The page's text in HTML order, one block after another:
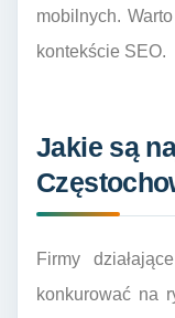
mobilnych.
kontekście SEO.
Jakie są
Firmy
konkurować na